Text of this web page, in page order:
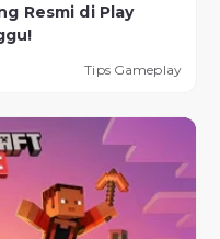
Resmi di Play
Tips Gameplay